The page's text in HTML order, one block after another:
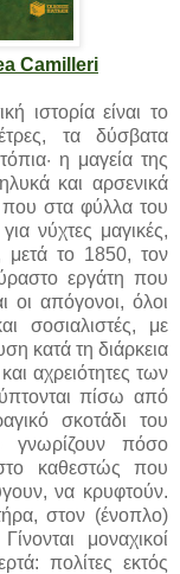
Camilleri
ιστορία είναι το
τα δύσβατα
η μαγεία της
και αρσενικά
που στα φύλλα του
νύχτες μαγικές,
μετά το 1850, τον
εργάτη που
οι απόγονοι, όλοι
σοσιαλιστές, με
κατά τη διάρκεια
αχρειότητες των
πίσω από
σκοτάδι του
γνωρίζουν πόσο
καθεστώς που
να κρυφτούν.
στον (ένοπλο)
μοναχικοί
πολίτες εκτός